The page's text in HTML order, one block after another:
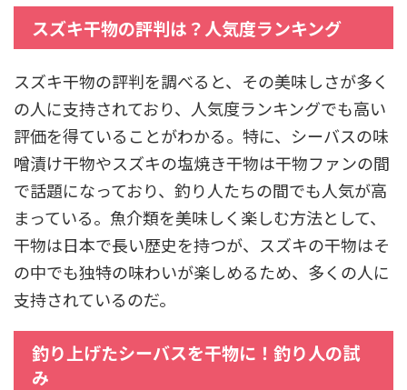
スズキ干物の評判は？人気度ランキング
スズキ干物の評判を調べると、その美味しさが多く
の人に支持されており、人気度ランキングでも高い
評価を得ていることがわかる。特に、シーバスの味
噌漬け干物やスズキの塩焼き干物は干物ファンの間
で話題になっており、釣り人たちの間でも人気が高
まっている。魚介類を美味しく楽しむ方法として、
干物は日本で長い歴史を持つが、スズキの干物はそ
の中でも独特の味わいが楽しめるため、多くの人に
支持されているのだ。
釣り上げたシーバスを干物に！釣り人の試
み